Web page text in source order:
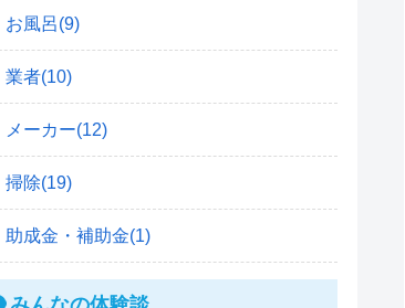
お風呂(9)
業者(10)
メーカー(12)
掃除(19)
助成金・補助金(1)